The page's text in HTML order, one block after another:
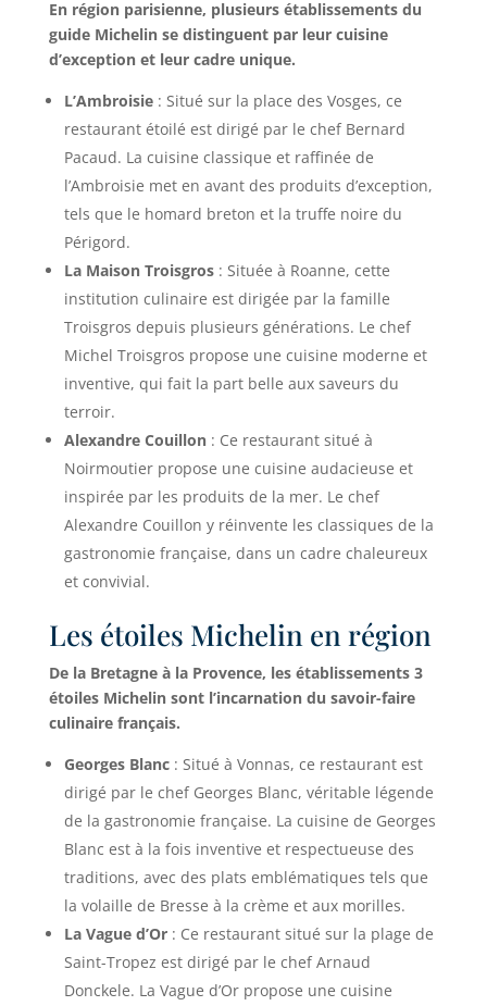
En région parisienne, plusieurs établissements du
guide Michelin se distinguent par leur cuisine
d’exception et leur cadre unique.
L’Ambroisie: Situé sur la place des Vosges, ce
restaurant étoilé est dirigé par le chef Bernard
Pacaud. La cuisine classique et raffinée de
l’Ambroisie met en avant des produits d’exception,
tels que le homard breton et la truffe noire du
Périgord.
La Maison Troisgros: Située à Roanne, cette
institution culinaire est dirigée par la famille
Troisgros depuis plusieurs générations. Le chef
Michel Troisgros propose une cuisine moderne et
inventive, qui fait la part belle aux saveurs du
terroir.
Alexandre Couillon: Ce restaurant situé à
Noirmoutier propose une cuisine audacieuse et
inspirée par les produits de la mer. Le chef
Alexandre Couillon y réinvente les classiques de la
gastronomie française, dans un cadre chaleureux
et convivial.
Les étoiles Michelin en région
De la Bretagne à la Provence, les établissements 3
étoiles Michelin sont l’incarnation du savoir-faire
culinaire français.
Georges Blanc: Situé à Vonnas, ce restaurant est
dirigé par le chef Georges Blanc, véritable légende
de la gastronomie française. La cuisine de Georges
Blanc est à la fois inventive et respectueuse des
traditions, avec des plats emblématiques tels que
la volaille de Bresse à la crème et aux morilles.
La Vague d’Or: Ce restaurant situé sur la plage de
Saint-Tropez est dirigé par le chef Arnaud
Donckele. La Vague d’Or propose une cuisine